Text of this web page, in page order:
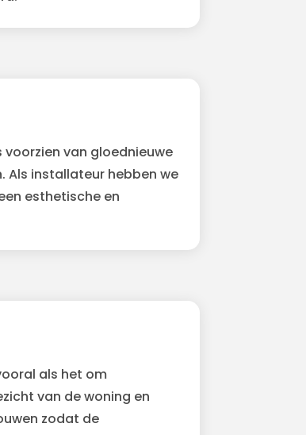
van gloednieuwe
Als installateur hebben we
esthetische en
als het om
van de woning en
zodat de